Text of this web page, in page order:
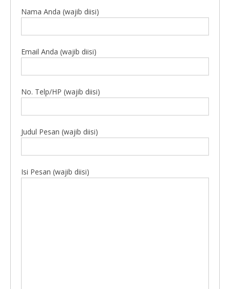
Nama Anda (wajib diisi)
Email Anda (wajib diisi)
No. Telp/HP (wajib diisi)
Judul Pesan (wajib diisi)
Isi Pesan (wajib diisi)